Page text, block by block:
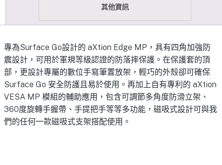
其他資訊
專為Surface Go設計的 aXtion Edge MP，具有四角加強防
震設計，可用於軍規等級認證的防落摔保護。在保護套的頂
部，更設計專屬的數位手寫筆置放架，輕巧的外殼卻可確保
Surface Go 安全防護且易於使用。再加上自有專利的 aXtion
VESA MP 模組的輔助應用，包含可調節多角度防滑立架、
360度旋轉手握帶、手提把手等等多功能，磁吸式設計可與我
們的任何一款磁吸式支架搭配使用。